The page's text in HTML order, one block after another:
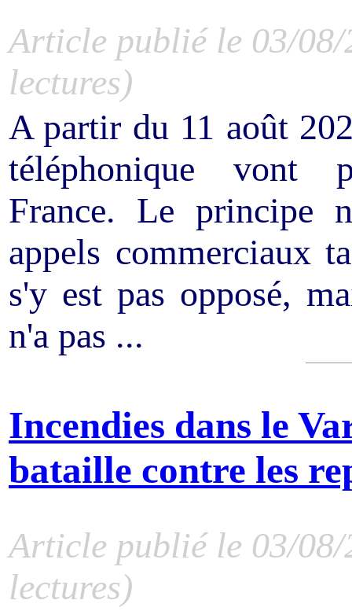
Article publié le 03/
lectures)
A partir du 11 août
téléphonique vont
France. Le principe
appels commerciaux
s'y est pas opposé,
n'a pas ...
Incendies dans le
bataille contre les
Article publié le 03/
lectures)